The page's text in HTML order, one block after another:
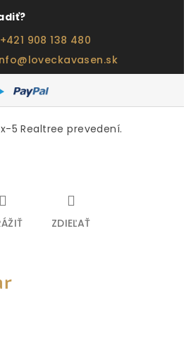
+421 908 138 480
5 Realtree prevedení.
ZDIEĽAŤ